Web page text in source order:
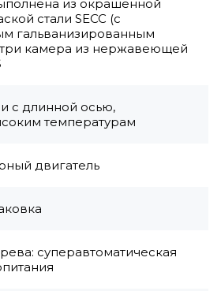
из окрашенной
стали SECC (с
гальванизированным
камера из нержавеющей
с длинной осью,
температурам
двигатель
суперавтоматическая